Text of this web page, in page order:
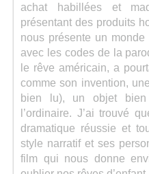
achat habillées et
présentant des produits
nous présente un
avec les codes de la
le rêve américain, a
comme son invention,
bien lu), un objet
l’ordinaire. J’ai trouvé
dramatique réussie et
style narratif et ses
film qui nous donne